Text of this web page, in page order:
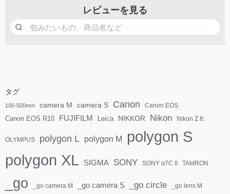
レビューを見る
タグ
100-500mm camera M camera S Canon Canon EOS
Canon EOS R10 FUJIFILM Leica NIKKOR Nikon Nikon Z fc
OLYMPUS polygon L polygon M polygon S
polygon XL SIGMA SONY SONY α7C II TAMRON
_go _go camera M _go camera S _go circle _go lens M